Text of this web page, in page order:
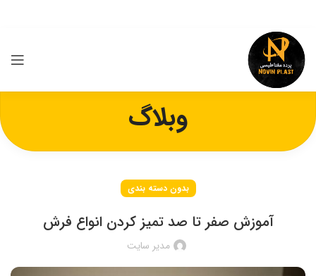
وبلاگ
بدون دسته بندی
آموزش صفر تا صد تمیز کردن انواع فرش
مدیر سایت